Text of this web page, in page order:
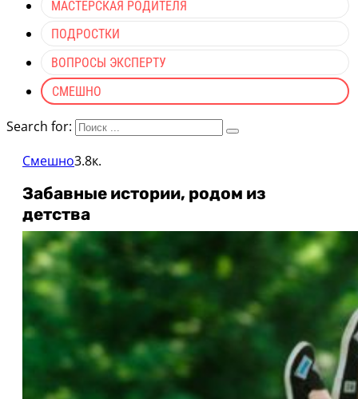
МАСТЕРСКАЯ РОДИТЕЛЯ
ПОДРОСТКИ
ВОПРОСЫ ЭКСПЕРТУ
СМЕШНО
Search for:
Смешно3.8к.
Забавные истории, родом из
детства